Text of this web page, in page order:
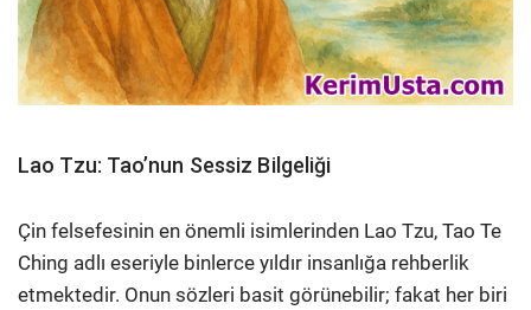
Lao Tzu: Tao’nun Sessiz Bilgeliği
Çin felsefesinin en önemli isimlerinden Lao Tzu, Tao Te
Ching adlı eseriyle binlerce yıldır insanlığa rehberlik
etmektedir. Onun sözleri basit görünebilir; fakat her biri